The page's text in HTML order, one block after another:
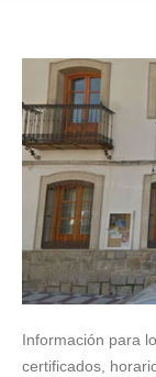
Información para
certificados,